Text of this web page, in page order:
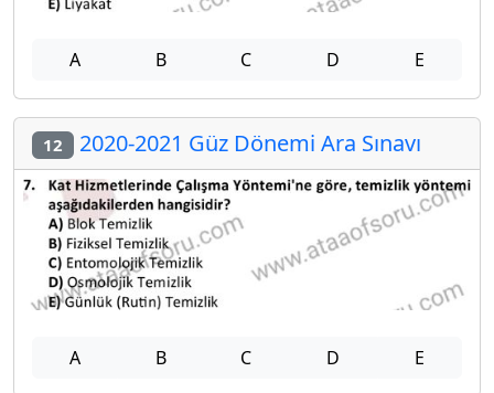
A B C D E
12 2020-2021 Güz Dönemi Ara Sınavı
A B C D E